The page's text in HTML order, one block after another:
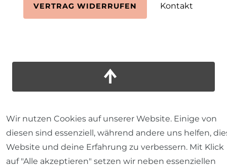
VERTRAG WIDERRUFEN Kontakt
Wir nutzen Cookies auf unserer Website. Einige von
diesen sind essenziell, während andere uns helfen,
Website und deine Erfahrung zu verbessern. Mit Klick
auf "Alle akzeptieren" setzen wir neben essenziellen